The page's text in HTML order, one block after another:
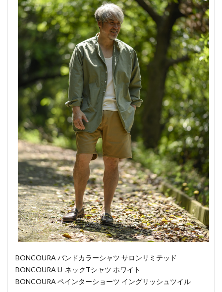
BONCOURA バンドカラーシャツ サロンリミテッド
BONCOURA U-ネックTシャツ ホワイト
BONCOURA ペインターショーツ イングリッシュツイル